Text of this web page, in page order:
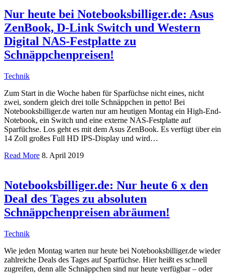
Nur heute bei Notebooksbilliger.de: Asus
ZenBook, D-Link Switch und Western
Digital NAS-Festplatte zu
Schnäppchenpreisen!
Technik
Zum Start in die Woche haben für Sparfüchse nicht eines, nicht
zwei, sondern gleich drei tolle Schnäppchen in petto! Bei
Notebooksbilliger.de warten nur am heutigen Montag ein High-End-
Notebook, ein Switch und eine externe NAS-Festplatte auf
Sparfüchse. Los geht es mit dem Asus ZenBook. Es verfügt über ein
14 Zoll großes Full HD IPS-Display und wird…
Read More 8. April 2019
Notebooksbilliger.de: Nur heute 6 x den
Deal des Tages zu absoluten
Schnäppchenpreisen abräumen!
Technik
Wie jeden Montag warten nur heute bei Notebooksbilliger.de wieder
zahlreiche Deals des Tages auf Sparfüchse. Hier heißt es schnell
zugreifen, denn alle Schnäppchen sind nur heute verfügbar – oder